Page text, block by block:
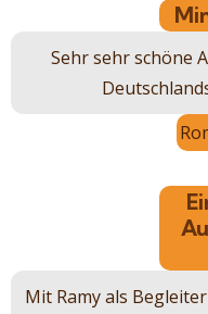
Sehr sehr schöne
Mit Ramy als